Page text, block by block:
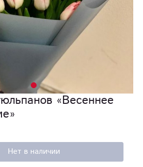
«Весеннее
Нет в наличии